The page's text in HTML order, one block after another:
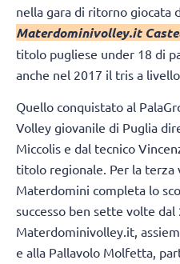
nella gara di ritorno giocata
Materdominivolley.it
titolo pugliese under 18 di
anche nel 2017 il tris a
Quello conquistato al
Volley giovanile di Puglia
Miccolis e dal tecnico
titolo regionale. Per la terza
Materdomini completa lo
successo ben sette volte dal
Materdominivolley.it,
e alla Pallavolo Molfetta,